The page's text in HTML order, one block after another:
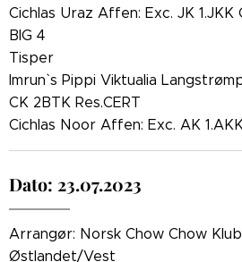
Cichlas Uraz Affen: Exc. JK 1.JKK
BIG 4
Tisper
Imrun` s Pippi Viktualia
CK 2BTK Res.CERT
Cichlas Noor Affen: Exc. AK
Dato: 23.07.2023
Arrangør: Norsk Chow Chow
Østlandet/Vest